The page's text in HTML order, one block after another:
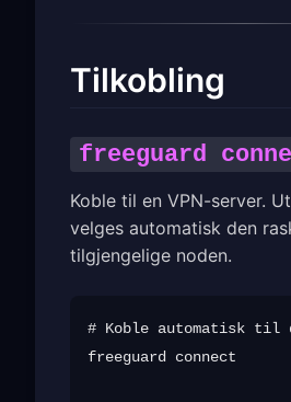
Tilkobling
freeguard
Koble til en VPN-server.
velges automatisk den
tilgjengelige noden.
# Koble automatisk til
freeguard connect